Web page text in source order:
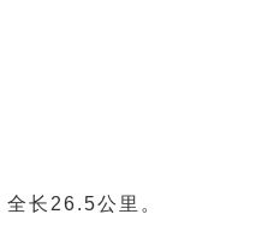
长26.5公里。